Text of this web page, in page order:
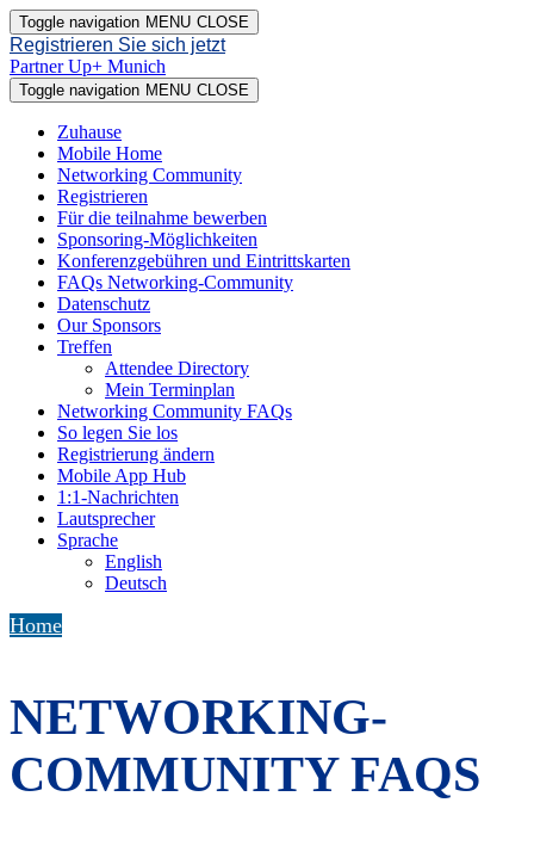
Toggle navigation MENU CLOSE
Registrieren Sie sich jetzt
Partner Up+ Munich
Toggle navigation MENU CLOSE
Zuhause
Mobile Home
Networking Community
Registrieren
Für die teilnahme bewerben
Sponsoring-Möglichkeiten
Konferenzgebühren und Eintrittskarten
FAQs Networking-Community
Datenschutz
Our Sponsors
Treffen
Attendee Directory
Mein Terminplan
Networking Community FAQs
So legen Sie los
Registrierung ändern
Mobile App Hub
1:1-Nachrichten
Lautsprecher
Sprache
English
Deutsch
Home
NETWORKING-
COMMUNITY FAQS